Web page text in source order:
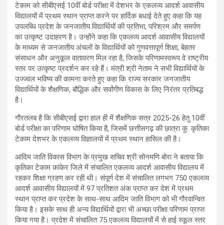
टेकाम को सीबीएसई 10वीं बोर्ड परीक्षा में देशभर के एकलव्य आदर्श आवासीय
विद्यालयों में प्रथम स्थान प्राप्त करने पर हार्दिक बधाई देते हुए कहा कि यह
उपलब्धि प्रदेश के जनजातीय विद्यार्थियों की प्रतिभा, परिश्रम और समर्पण
का उत्कृष्ट उदाहरण है। उन्होंने कहा कि एकलव्य आदर्श आवासीय विद्यालयों
के माध्यम से जनजातीय अंचलों के विद्यार्थियों को गुणवत्तापूर्ण शिक्षा, बेहतर
संसाधन और अनुकूल वातावरण मिल रहा है, जिसके परिणामस्वरूप वे राष्ट्रीय
स्तर पर उत्कृष्ट प्रदर्शन कर रहे हैं। मंत्री श्री नेताम ने सभी विद्यार्थियों के
उज्ज्वल भविष्य की कामना करते हुए कहा कि राज्य सरकार जनजातीय
विद्यार्थियों के शैक्षणिक, बौद्धिक और सर्वांगीण विकास के लिए निरंतर प्रतिबद्ध
है।
गौरतलब है कि सीबीएसई द्वारा हाल ही में शैक्षणिक सत्र 2025-26 हेतु 10वीं
बोर्ड परीक्षा का परिणाम घोषित किया है, जिसमें छत्तीसगढ़ की छात्रा कु. कृतिका
टेकाम देशभर के एकलव्य विज्ञालयों में प्रथम स्थान हासिल की है।
आदिम जाति विकास विभाग के प्रमुख सचिव श्री सोनमणि बोरा ने बताया कि
कृतिका टेकाम कांकेर जिले में संचालित एकलव्य आदर्श आवासीय विद्यालय में
रहकर शिक्षा ग्रहण कर रही थी। संपूर्ण देश में संचालित लगभग 750 एकलव्य
आदर्श आवासीय विद्यालयों में 97 प्रतिशत अंक प्राप्त कर देश में प्रथम
स्थान प्राप्त कर प्रदेश के साथ-साथ आदिम जाति विभाग को भी गौरवान्वित
किया है। इसके साथ ही अन्य विद्यार्थियों द्वारा भी अच्छा परीक्षा परिणाम प्राप्त
किया गया है। प्रदेश में संचालित 75 एकलव्य विद्यालयों में से हाई स्कूल स्तर